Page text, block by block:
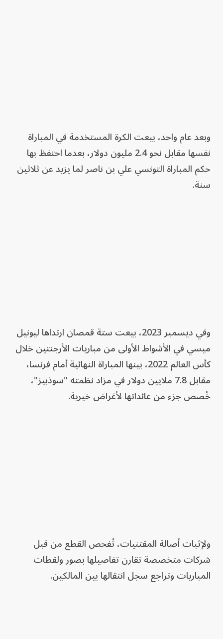
وبعد عام واحد، بيعت الكرة المستخدمة في المباراة
نفسها مقابل نحو 2.4 مليون دولار، بعدما احتفظ بها
حكم المباراة التونسي علي بن ناصر لما يزيد عن ثلاثين
سنة.
وفي ديسمبر 2023، بيعت ستة قمصان ارتداها ليونيل
ميسي في الأشواط الأولى من مباريات الأرجنتين خلال
كأس العالم 2022، بينها المباراة النهائية أمام فرنسا،
مقابل 7.8 ملايين دولار في مزاد نظمته "سوذبيز"،
خُصص جزء من عائداتها لأغراض خيرية.
ولإثبات أصالة المقتنيات، تُفحص القطع من قبل
شركات متخصصة تقارن تفاصيلها بصور ولقطات
المباريات وتراجع سجل انتقالها بين المالكين.